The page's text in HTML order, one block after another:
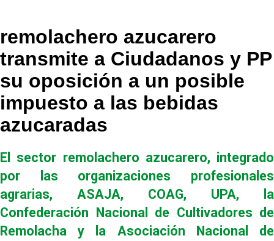
remolachero azucarero
transmite a Ciudadanos y PP
su oposición a un posible
impuesto a las bebidas
azucaradas
El sector remolachero azucarero, integrado
por las organizaciones profesionales
agrarias, ASAJA, COAG, UPA, la
Confederación Nacional de Cultivadores de
Remolacha y la Asociación Nacional de